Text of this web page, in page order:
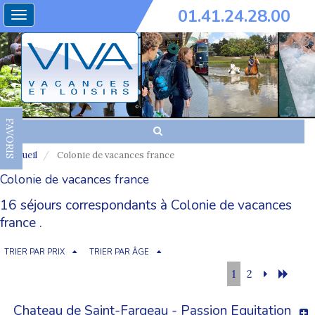
Toggle
navigation
01.41.24.28.00
FAVORIS
Accueil Colonie de vacances france
Colonie de vacances france
16 séjours correspondants à Colonie de vacances
france .
TRIER PAR PRIX TRIER PAR ÂGE
1 2
Chateau de Saint-Fargeau - Passion Equitation